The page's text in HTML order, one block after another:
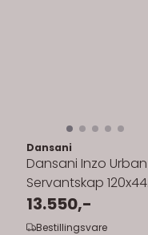
Dansani
Dansani Inzo Urban
Servantskap 120x44
cm med glatt front
for enkel ...
13.550,-
Bestillingsvare